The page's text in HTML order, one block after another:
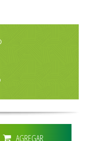
AGREGAR